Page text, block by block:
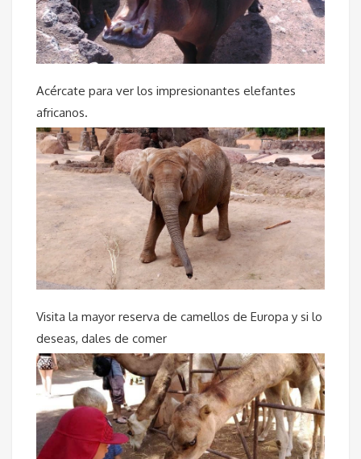
Acércate para ver los impresionantes elefantes
africanos.
Visita la mayor reserva de camellos de Europa y si lo
deseas, dales de comer